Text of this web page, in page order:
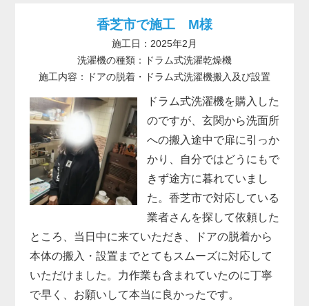
香芝市で施工 M様
施工日：2025年2月
洗濯機の種類：ドラム式洗濯乾燥機
施工内容：ドアの脱着・ドラム式洗濯機搬入及び設置
ドラム式洗濯機を購入した
のですが、玄関から洗面所
への搬入途中で扉に引っか
かり、自分ではどうにもで
きず途方に暮れていまし
た。香芝市で対応している
業者さんを探して依頼した
ところ、当日中に来ていただき、ドアの脱着から
本体の搬入・設置までとてもスムーズに対応して
いただけました。力作業も含まれていたのに丁寧
で早く、お願いして本当に良かったです。